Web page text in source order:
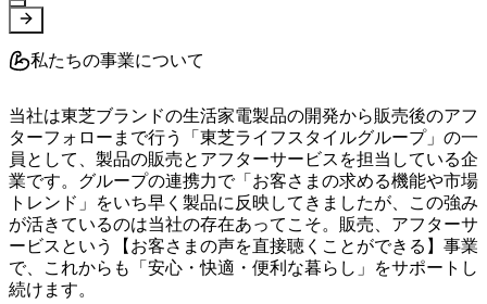
私たちの事業について
当社は東芝ブランドの生活家電製品の開発から販売後のアフ
ターフォローまで行う「東芝ライフスタイルグループ」の一
員として、製品の販売とアフターサービスを担当している企
業です。グループの連携力で「お客さまの求める機能や市場
トレンド」をいち早く製品に反映してきましたが、この強み
が活きているのは当社の存在あってこそ。販売、アフターサ
ービスという【お客さまの声を直接聴くことができる】事業
で、これからも「安心・快適・便利な暮らし」をサポートし
続けます。